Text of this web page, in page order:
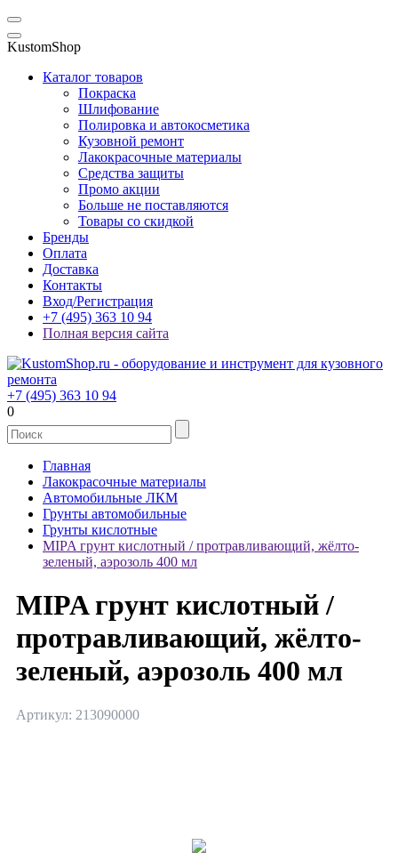
KustomShop
Каталог товаров
Покраска
Шлифование
Полировка и автокосметика
Кузовной ремонт
Лакокрасочные материалы
Средства защиты
Промо акции
Больше не поставляются
Товары со скидкой
Бренды
Оплата
Доставка
Контакты
Вход/Регистрация
+7 (495) 363 10 94
Полная версия сайта
+7 (495) 363 10 94
0
Главная
Лакокрасочные материалы
Автомобильные ЛКМ
Грунты автомобильные
Грунты кислотные
MIPA грунт кислотный / протравливающий, жёлто-
зеленый, аэрозоль 400 мл
MIPA грунт кислотный /
протравливающий, жёлто-
зеленый, аэрозоль 400 мл
Артикул: 213090000